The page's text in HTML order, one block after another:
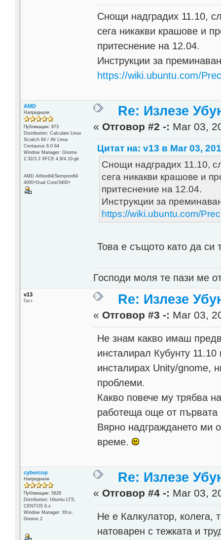
Снощи надградих 11.10,
сега никакви крашове и
притеснение на 12.04.
Инструкции за
https://wiki.ubuntu.com/
AMD
Напреднали
Публикации: 873
Distribution: Calculate Linux
Scratch 64 / Alt Linux
Centaurus 6.0 64
Window Manager: Gnome
2.32/3.2 XFCE 4.8/4.10-git
AMD Athlon64/Sempron64
4000+Dual Core/3400+
Re: Излезе
« Отговор #2 -: Mar 03,
Цитат на: v13 в Mar 03,
Снощи надградих 11.10,
сега никакви крашове и
притеснение на 12.04.
Инструкции за
https://wiki.ubuntu.com/
Това е същото като да си
Господи моля те пази ме
v13
Гост Re: Излезе
« Отговор #3 -: Mar 03,
Не знам какво имаш
инсталирал Кубунту
инсталирах Unity/gnome,
проблеми.
Какво повече му трябва
работеща още от първата
Вярно надграждането ми
време.
cybercop
Напреднали
Публикации: 5626
Distribution: Ubuntu LTS,
CENTOS 6.x
Window Manager: Xfce,
Gnome 2
Re: Излезе
« Отговор #4 -: Mar 03,
Не е Калкулатор, колега,
натоварен с тежката и